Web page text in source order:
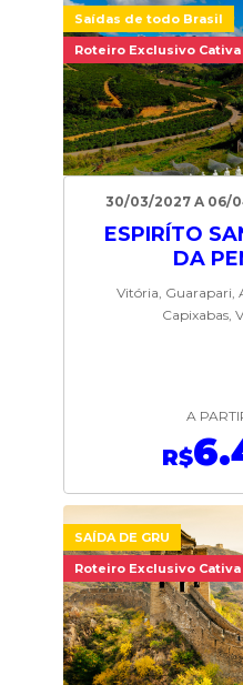
Saídas de todo Brasil
Roteiro Exclusivo Cativa
30/03/2027 A 06/
ESPIRÍTO
DA
Vitória, Guarapari,
Capixabas,
A
R$
SAÍDA DE GRU
Roteiro Exclusivo Cativa